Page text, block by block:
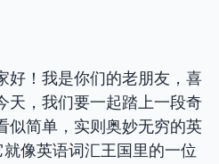
好！我是你们的老朋友，喜
天，我们要一起踏上一段奇
似简单，实则奥妙无穷的英
就像英语词汇王国里的一位